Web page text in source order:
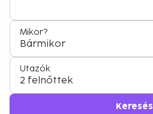
Mikor?
Bármikor
Utazók
2 felnőttek
Keresés